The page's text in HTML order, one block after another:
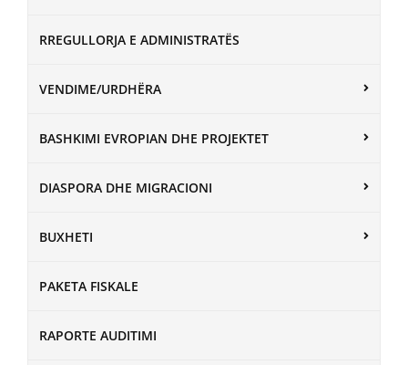
RREGULLORJA E ADMINISTRATËS
VENDIME/URDHËRA
BASHKIMI EVROPIAN DHE PROJEKTET
DIASPORA DHE MIGRACIONI
BUXHETI
PAKETA FISKALE
RAPORTE AUDITIMI